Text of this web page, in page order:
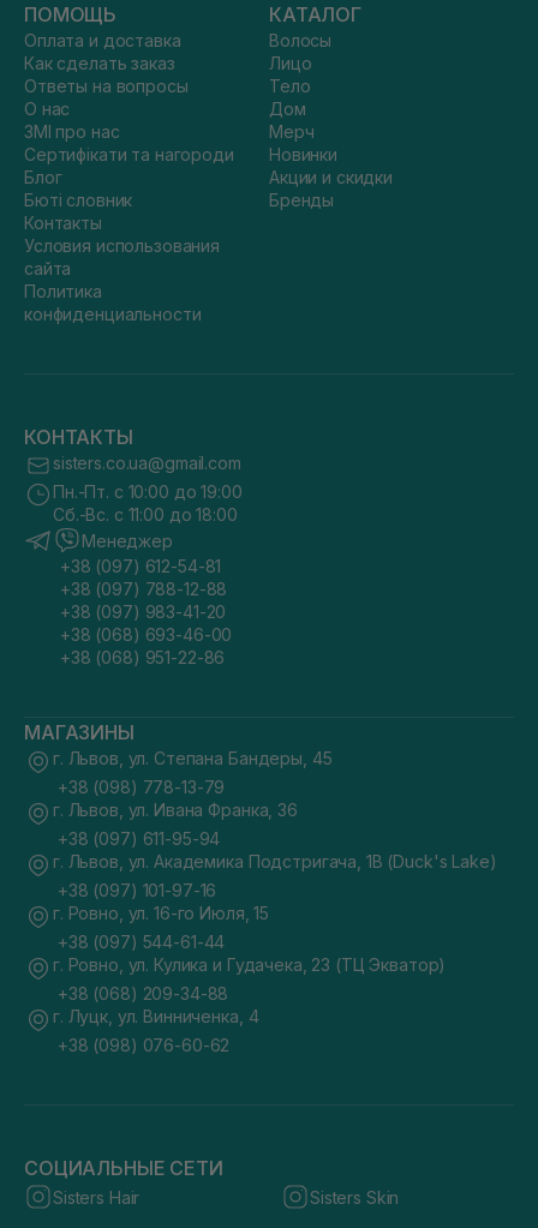
ПОМОЩЬ
Оплата и доставка
Как сделать заказ
Ответы на вопросы
О нас
ЗМІ про нас
Сертифікати та нагороди
Блог
Бюті словник
Контакты
Условия использования
сайта
Политика
конфиденциальности
КАТАЛОГ
Волосы
Лицо
Тело
Дом
Мерч
Новинки
Акции и скидки
Бренды
КОНТАКТЫ
sisters.co.ua@gmail.com
Пн.-Пт. с 10:00 до 19:00
Сб.-Вс. с 11:00 до 18:00
Менеджер
+38 (097) 612-54-81
+38 (097) 788-12-88
+38 (097) 983-41-20
+38 (068) 693-46-00
+38 (068) 951-22-86
МАГАЗИНЫ
г. Львов, ул. Степана Бандеры, 45
+38 (098) 778-13-79
г. Львов, ул. Ивана Франка, 36
+38 (097) 611-95-94
г. Львов, ул. Академика Подстригача, 1В (Duck's Lake)
+38 (097) 101-97-16
г. Ровно, ул. 16-го Июля, 15
+38 (097) 544-61-44
г. Ровно, ул. Кулика и Гудачека, 23 (ТЦ Экватор)
+38 (068) 209-34-88
г. Луцк, ул. Винниченка, 4
+38 (098) 076-60-62
СОЦИАЛЬНЫЕ СЕТИ
Sisters Hair Sisters Skin